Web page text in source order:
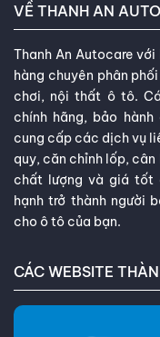
VỀ THANH AN
Thanh An Autocare
hàng chuyên phân
chơi, nội thất ô tô.
chính hãng, bảo
cung cấp các dịch vụ
quy, căn chỉnh lốp, cân
chất lượng và giá tốt
hạnh trở thành người
cho ô tô của bạn.
CÁC WEBSITE